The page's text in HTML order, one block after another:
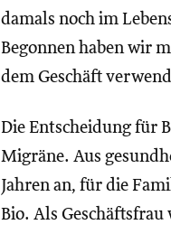
damals noch im
Begonnen haben wir
dem Geschäft
Die Entscheidung für
Migräne. Aus
Jahren an, für die
Bio. Als